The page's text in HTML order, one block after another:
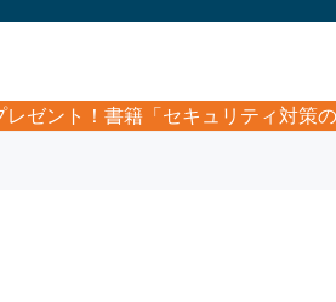
レゼント！書籍「セキュリティ対策の